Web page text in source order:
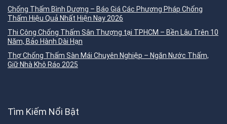
Chống Thấm Bình Dương – Báo Giá Các Phương Pháp Chống
Thấm Hiệu Quả Nhất Hiện Nay 2026
Thi Công Chống Thấm Sân Thượng tại TPHCM – Bền Lâu Trên 10
Năm, Bảo Hành Dài Hạn
Thợ Chống Thấm Sàn Mái Chuyên Nghiệp – Ngăn Nước Thấm,
Giữ Nhà Khô Ráo 2025
Tìm Kiếm Nổi Bật